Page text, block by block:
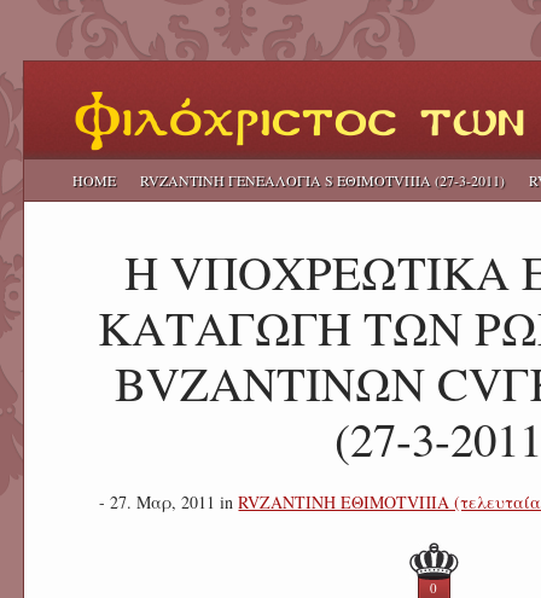
HOME RVΖΑΝΤΙΝΗ ΓΕΝΕΑΛΟΓΙΑ S ΕΘΙΜΟΤVΠΙΑ (27-3-2011)
Η VΠΟΧΡΕΩΤΙΚΑ
ΚΑΤΑΓΩΓΗ ΤΩΝ
ΒVΖΑΝΤΙΝΩΝ
(27-3-
- 27. Μαρ, 2011 inRVΖΑΝΤΙΝΗ ΕΘΙΜΟΤVΠΙΑ (τελευταία
0